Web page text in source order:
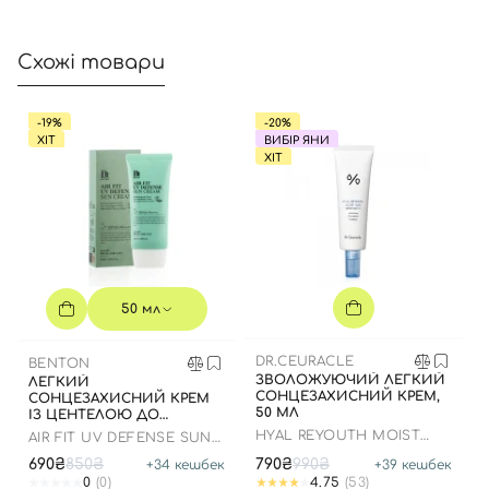
Схожі товари
-19%
ХІТ
50 мл
BENTON
ЛЕГКИЙ
СОНЦЕЗАХИСНИЙ КРЕМ
ІЗ ЦЕНТЕЛОЮ ДО
07.01.2027 РОКУ
AIR FIT UV DEFENSE SUN
690₴850₴ +34 кешбек
0 (0)
-20%
ВИБІР ЯНИ
ХІТ
DR.CEURACLE
ЗВОЛОЖУЮЧИЙ ЛЕГКИЙ
СОНЦЕЗАХИСНИЙ КРЕМ,
50 МЛ
HYAL REYOUTH MOIST
790₴990₴ +39 кешбек
4.75 (53)